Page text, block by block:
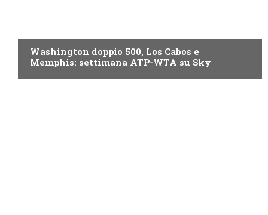
Washington doppio 500, Los Cabos e
Memphis: settimana ATP-WTA su Sky